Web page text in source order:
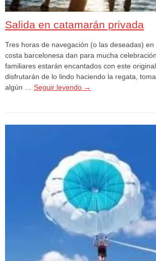
Salida en catamarán privada
Tres horas de navegación (o las deseadas)
costa barcelonesa dan para mucha
familiares estarán encantados con este
disfrutarán de lo lindo haciendo la regata,
algún … Seguir leyendo →